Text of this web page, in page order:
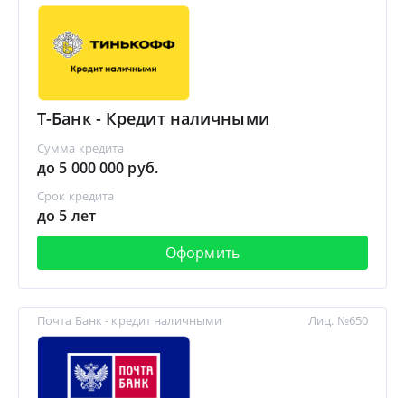
Т-Банк - Кредит наличными
Сумма кредита
до 5 000 000 руб.
Срок кредита
до 5 лет
Оформить
Почта Банк - кредит наличными Лиц. №650